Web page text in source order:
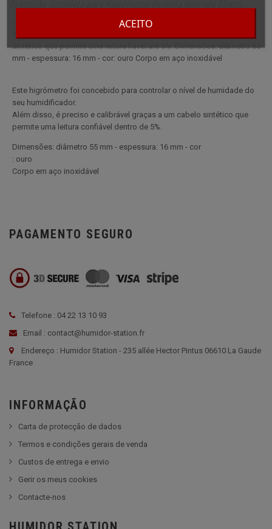
ACEITO
Este higrómetro foi concebido para controlar o nível de humidade do
sintético que permite uma leitura fiável até 5%. Dimensões: diâmetro 55
mm - espessura: 16 mm - cor: ouro Corpo em aço inoxidável
Este higrómetro foi concebido para controlar o nível de humidade do
seu humidificador.
Além disso, é preciso e calibrável graças a um cabelo sintético que
permite uma leitura confiável dentro de 5%.
Dimensões: diâmetro 55 mm - espessura: 16 mm - cor
: ouro
Corpo em aço inoxidável
PAGAMENTO SEGURO
Telefone : 04 22 13 10 93
Email : contact@humidor-station.fr
Endereço : Humidor Station - 235 allée Hector Pintus 06610 La Gaude
France
INFORMAÇÃO
Carta de protecção de dados
Termos e condições gerais de venda
Custos de entrega e envio
Gerir os meus cookies
Contacte-nos